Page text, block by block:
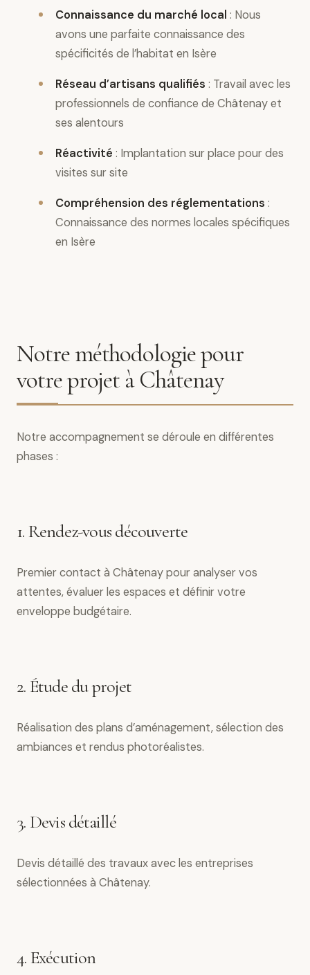
Connaissance du marché local : Nous
avons une parfaite connaissance des
spécificités de l’habitat en Isère
Réseau d’artisans qualifiés : Travail avec les
professionnels de confiance de Châtenay et
ses alentours
Réactivité : Implantation sur place pour des
visites sur site
Compréhension des réglementations :
Connaissance des normes locales spécifiques
en Isère
Notre méthodologie pour
votre projet à Châtenay
Notre accompagnement se déroule en différentes
phases :
1. Rendez-vous découverte
Premier contact à Châtenay pour analyser vos
attentes, évaluer les espaces et définir votre
enveloppe budgétaire.
2. Étude du projet
Réalisation des plans d’aménagement, sélection des
ambiances et rendus photoréalistes.
3. Devis détaillé
Devis détaillé des travaux avec les entreprises
sélectionnées à Châtenay.
4. Exécution